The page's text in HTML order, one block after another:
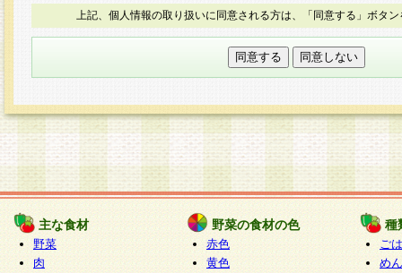
○本人が容易に認識できない方法による個人情報
本フォームでは、セッション管理のためCookie
○個人情報の第三者提供について
力いただく個人情報は第三者に提供しません。
○個人情報の委託について
個人情報の取り扱いを外部に委託する場合は、
情報管理基準を満たす企業を選定して委託を行
が行われるよう監督します。
○開示対象個人情報の開示等および問い合わせ窓口
本人からの求めにより、当社が本件により取得
上記、個人情報の取り扱いに同意される方は、「同意する」ボタ
主な食材
野菜
肉
野菜の食材の色
赤色
黄色
種
ご
めん